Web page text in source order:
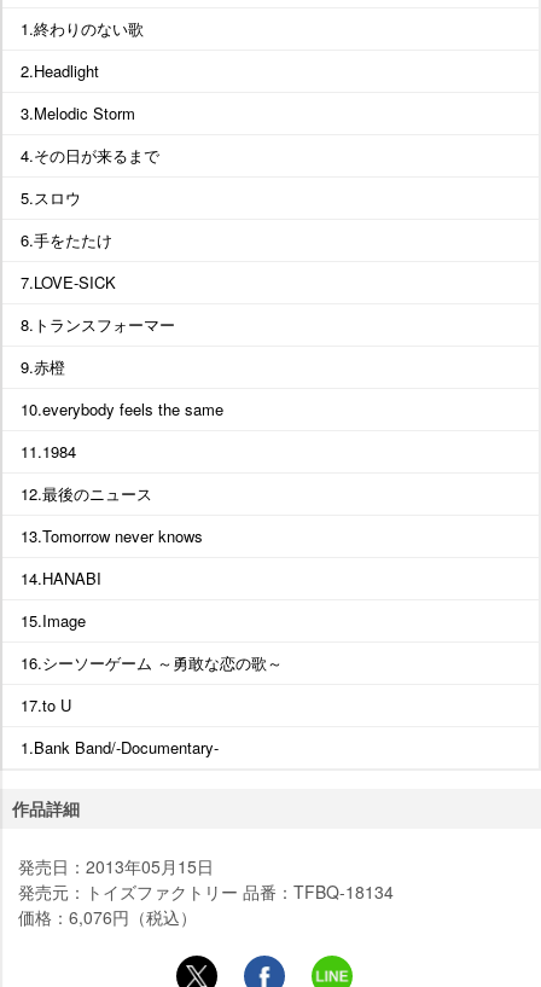
1.終わりのない歌
2.Headlight
3.Melodic Storm
4.その日が来るまで
5.スロウ
6.手をたたけ
7.LOVE-SICK
8.トランスフォーマー
9.赤橙
10.everybody feels the same
11.1984
12.最後のニュース
13.Tomorrow never knows
14.HANABI
15.Image
16.シーソーゲーム ～勇敢な恋の歌～
17.to U
1.Bank Band/-Documentary-
作品詳細
発売日：2013年05月15日
発売元：トイズファクトリー 品番：TFBQ-18134
価格：6,076円（税込）